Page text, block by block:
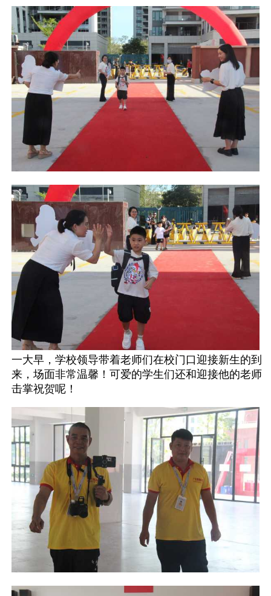
一大早，学校领导带着老师们在校门口迎接新生的到
来，场面非常温馨！可爱的学生们还和迎接他的老师
击掌祝贺呢！